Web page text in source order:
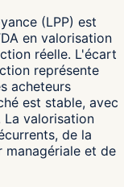
(LPP) est
en valorisation
réelle. L'écart
représente
acheteurs
est stable, avec
valorisation
de la
et de